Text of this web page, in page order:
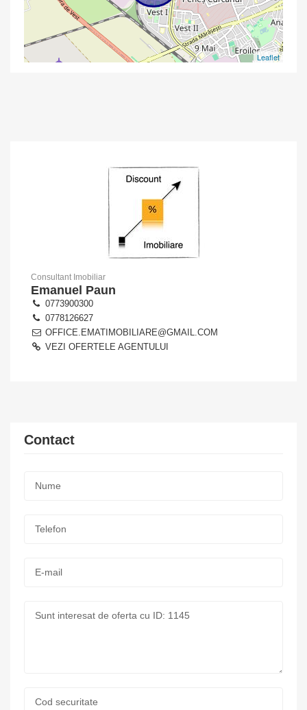
Leaflet
Consultant Imobiliar
Emanuel Paun
0773900300
0778126627
OFFICE.EMATIMOBILIARE@GMAIL.COM
VEZI OFERTELE AGENTULUI
Contact
mail:
securitate: